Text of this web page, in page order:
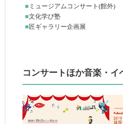
■ ミュージアムコンサート(館外)
■文化学び塾
■匠ギャラリー企画展
コンサートほか音楽・イ